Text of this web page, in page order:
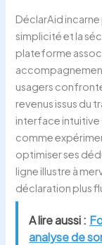
DéclarAid
simplicité et la
plateforme
usagers
revenus issus du
interface intuitive
comme
optimiser ses
ligne illustre à
déclaration plus
A lire aussi :
analyse de